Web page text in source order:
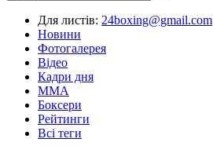
Для листів: 24boxing@gmail.com
Новини
Фотогалерея
Відео
Кадри дня
ММА
Боксери
Рейтинги
Всі теги